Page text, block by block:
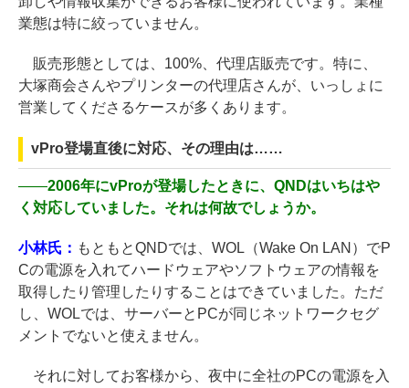
業態は特に絞っていません。
販売形態としては、100%、代理店販売です。特に、
大塚商会さんやプリンターの代理店さんが、いっしょに
営業してくださるケースが多くあります。
vPro登場直後に対応、その理由は……
――2006年にvProが登場したときに、QNDはいちはや
く対応していました。それは何故でしょうか。
小林氏： もともとQNDでは、WOL（Wake On LAN）でP
Cの電源を入れてハードウェアやソフトウェアの情報を
取得したり管理したりすることはできていました。ただ
し、WOLでは、サーバーとPCが同じネットワークセグ
メントでないと使えません。
それに対してお客様から、夜中に全社のPCの電源を入